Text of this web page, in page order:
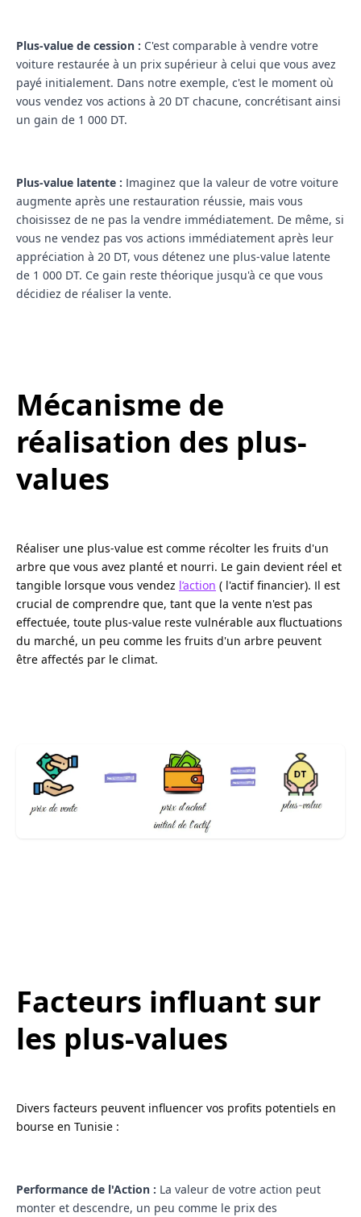
Plus-value de cession : C'est comparable à vendre votre
voiture restaurée à un prix supérieur à celui que vous avez
payé initialement. Dans notre exemple, c'est le moment où
vous vendez vos actions à 20 DT chacune, concrétisant ainsi
un gain de 1 000 DT.
Plus-value latente : Imaginez que la valeur de votre voiture
augmente après une restauration réussie, mais vous
choisissez de ne pas la vendre immédiatement. De même, si
vous ne vendez pas vos actions immédiatement après leur
appréciation à 20 DT, vous détenez une plus-value latente
de 1 000 DT. Ce gain reste théorique jusqu'à ce que vous
décidiez de réaliser la vente.
Mécanisme de
réalisation des plus-
values
Réaliser une plus-value est comme récolter les fruits d'un
arbre que vous avez planté et nourri. Le gain devient réel et
tangible lorsque vous vendez l’action ( l'actif financier). Il est
crucial de comprendre que, tant que la vente n'est pas
effectuée, toute plus-value reste vulnérable aux fluctuations
du marché, un peu comme les fruits d'un arbre peuvent
être affectés par le climat.
Facteurs influant sur
les plus-values
Divers facteurs peuvent influencer vos profits potentiels en
bourse en Tunisie :
Performance de l'Action : La valeur de votre action peut
monter et descendre, un peu comme le prix des